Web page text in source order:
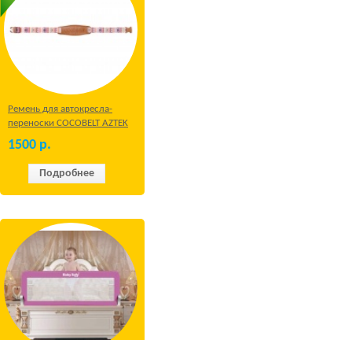
Ремень для автокресла-
переноски COCOBELT AZTEK
1500 р.
Подробнее